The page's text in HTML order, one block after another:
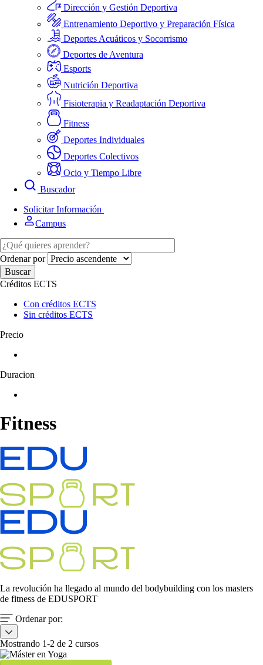
Dirección y Gestión Deportiva
Entrenamiento Deportivo y Preparación Física
Deportes Acuáticos y Socorrismo
Deportes de Aventura
Esports
Nutrición Deportiva
Fisioterapia y Readaptación Deportiva
Fitness
Deportes Individuales
Deportes Colectivos
Ocio y Tiempo Libre
Buscador
Solicitar Información
Campus
Ordenar por
Créditos ECTS
Con créditos ECTS
Sin créditos ECTS
Precio
Duracion
Fitness
La revolución ha llegado al mundo del bodybuilding con los masters
de fitness de EDUSPORT
Ordenar por:
Mostrando 1-2 de 2 cursos